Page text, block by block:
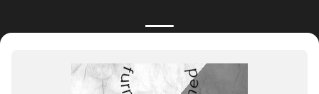
Принимаем к оплате: